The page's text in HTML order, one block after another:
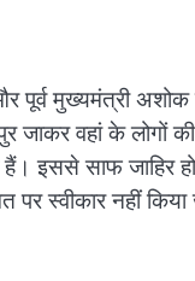
पूर्व मुख्यमंत्री
जाकर वहां के लोगों
इससे साफ जाहिर
स्वीकार नहीं